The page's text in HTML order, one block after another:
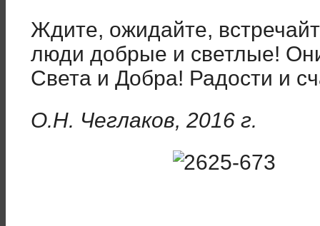
Ждите, ожидайте,
люди добрые и светлые!
Света и Добра! Радости и
О.Н. Чеглаков, 2016 г.